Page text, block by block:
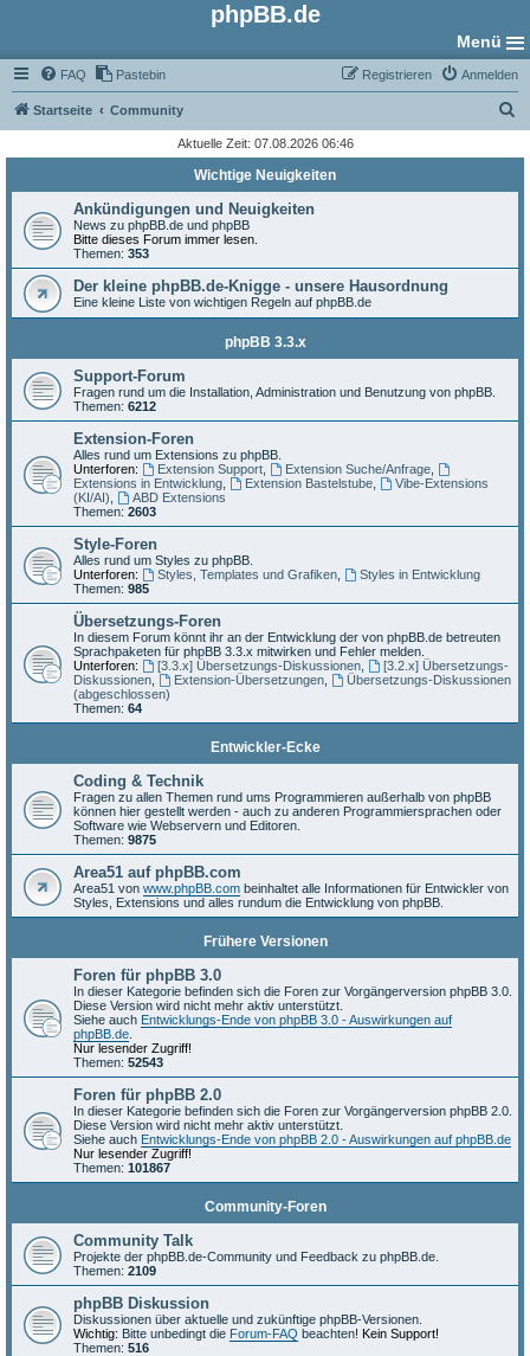
phpBB.de
Menü
FAQ Pastebin Anmelden
Registrieren
Startseite Community
h
Aktuelle Zeit: 07.08.2026 06:46
Wichtige Neuigkeiten
Ankündigungen und Neuigkeiten
News zu phpBB.de und phpBB
Bitte dieses Forum immer lesen.
Themen: 353
Der kleine phpBB.de-Knigge - unsere Hausordnung
Eine kleine Liste von wichtigen Regeln auf phpBB.de
phpBB 3.3.x
Support-Forum
Fragen rund um die Installation, Administration und Benutzung von phpBB.
Themen: 6212
Extension-Foren
Alles rund um Extensions zu phpBB.
Unterforen:
Extension Support, Extension Suche/Anfrage,
Extensions in Entwicklung
Extension Bastelstube,
Vibe-Extensions
(KI/AI)
ABD Extensions
Themen: 2603
Style-Foren
Alles rund um Styles zu phpBB.
Unterforen:
Styles, Templates und Grafiken,
Styles in Entwicklung
Themen: 985
Übersetzungs-Foren
In diesem Forum könnt ihr an der Entwicklung der von phpBB.de betreuten
Sprachpaketen für phpBB 3.3.x mitwirken und Fehler melden.
Unterforen:
[3.3.x] Übersetzungs-Diskussionen,
[3.2.x] Übersetzungs-
Diskussionen
Extension-Übersetzungen,
Übersetzungs-Diskussionen
(abgeschlossen)
Themen: 64
Entwickler-Ecke
Coding & Technik
Fragen zu allen Themen rund ums Programmieren außerhalb von phpBB
können hier gestellt werden - auch zu anderen Programmiersprachen oder
Software wie Webservern und Editoren.
Themen: 9875
Area51 auf phpBB.com
Area51 von www.phpBB.com beinhaltet alle Informationen für Entwickler von
Styles, Extensions und alles rundum die Entwicklung von phpBB.
Frühere Versionen
Foren für phpBB 3.0
In dieser Kategorie befinden sich die Foren zur Vorgängerversion phpBB 3.0.
Diese Version wird nicht mehr aktiv unterstützt.
Siehe auch Entwicklungs-Ende von phpBB 3.0 - Auswirkungen auf
phpBB.de
Nur lesender Zugriff!
Themen: 52543
Foren für phpBB 2.0
In dieser Kategorie befinden sich die Foren zur Vorgängerversion phpBB 2.0.
Diese Version wird nicht mehr aktiv unterstützt.
Siehe auch Entwicklungs-Ende von phpBB 2.0 - Auswirkungen auf phpBB.de
Nur lesender Zugriff!
Themen: 101867
Community-Foren
Community Talk
Projekte der phpBB.de-Community und Feedback zu phpBB.de.
Themen: 2109
phpBB Diskussion
Diskussionen über aktuelle und zukünftige phpBB-Versionen.
Wichtig: Bitte unbedingt die Forum-FAQ beachten! Kein Support!
Themen: 516